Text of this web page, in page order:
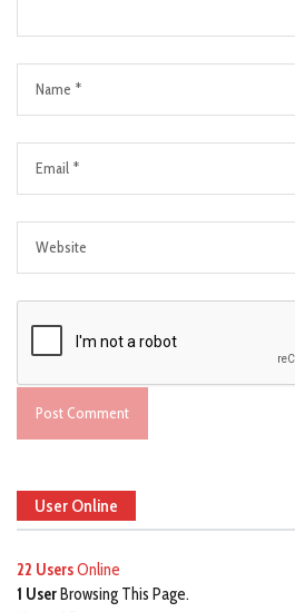
User Online
22 UsersOnline
1 UserBrowsing This Page.